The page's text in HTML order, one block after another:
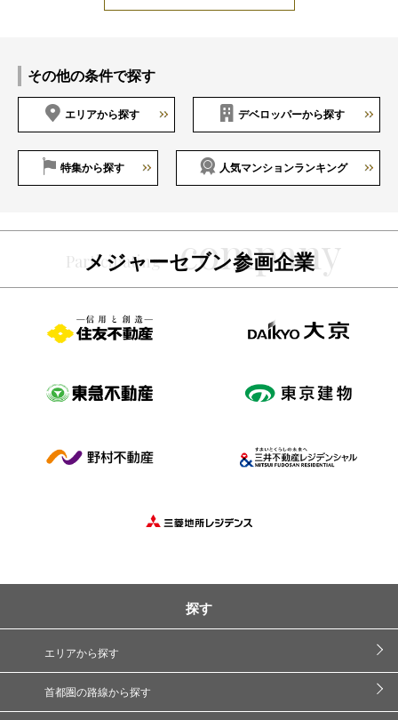
その他の条件で探す
エリアから探す デベロッパーから探す
特集から探す 人気マンションランキング
メジャーセブン参画企業
探す
エリアから探す
首都圏の路線から探す